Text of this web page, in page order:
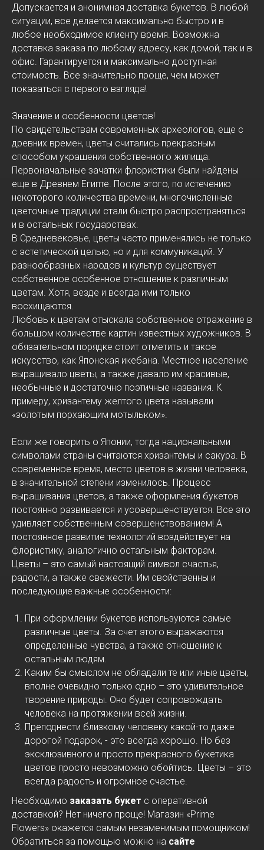
Допускается и анонимная доставка букетов. В любой
ситуации, все делается максимально быстро и в
любое необходимое клиенту время. Возможна
доставка заказа по любому адресу, как домой, так и в
офис. Гарантируется и максимально доступная
стоимость. Все значительно проще, чем может
показаться с первого взгляда!
Значение и особенности цветов!
По свидетельствам современных археологов, еще с
древних времен, цветы считались прекрасным
способом украшения собственного жилища.
Первоначальные зачатки флористики были найдены
еще в Древнем Египте. После этого, по истечению
некоторого количества времени, многочисленные
цветочные традиции стали быстро распространяться
и в остальных государствах.
В Средневековье, цветы часто применялись не только
с эстетической целью, но и для коммуникаций. У
разнообразных народов и культур существует
собственное особенное отношение к различным
цветам. Хотя, везде и всегда ими только
восхищаются.
Любовь к цветам отыскала собственное отражение в
большом количестве картин известных художников. В
обязательном порядке стоит отметить и такое
искусство, как Японская икебана. Местное население
выращивало цветы, а также давало им красивые,
необычные и достаточно поэтичные названия. К
примеру, хризантему желтого цвета называли
«золотым порхающим мотыльком».
Если же говорить о Японии, тогда национальными
символами страны считаются хризантемы и сакура. В
современное время, место цветов в жизни человека,
в значительной степени изменилось. Процесс
выращивания цветов, а также оформления букетов
постоянно развивается и усовершенствуется. Все это
удивляет собственным совершенствованием! А
постоянное развитие технологий воздействует на
флористику, аналогично остальным факторам.
Цветы – это самый настоящий символ счастья,
радости, а также свежести. Им свойственны и
последующие важные особенности:
При оформлении букетов используются самые
различные цветы. За счет этого выражаются
определенные чувства, а также отношение к
остальным людям.
Каким бы смыслом не обладали те или иные цветы,
вполне очевидно только одно – это удивительное
творение природы. Оно будет сопровождать
человека на протяжении всей жизни.
Преподнести близкому человеку какой-то даже
дорогой подарок, - это всегда хорошо. Но без
эксклюзивного и просто прекрасного букетика
цветов просто невозможно обойтись. Цветы – это
всегда радость и огромное счастье.
Необходимо заказать букет с оперативной
доставкой? Нет ничего проще! Магазин «Prime
Flowers» окажется самым незаменимым помощником!
Обратиться за помощью можно на сайте